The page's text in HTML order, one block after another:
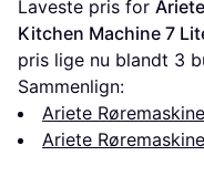
Laveste pris for
Kitchen Machine 7
pris lige nu blandt 3
Sammenlign:
Ariete
Ariete